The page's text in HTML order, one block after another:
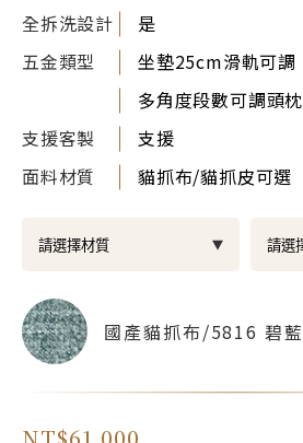
全拆洗設計
是
五金類型
坐墊25cm滑軌可調
多角度段數可調頭枕
支援客製
支援
面料材質
貓抓布/貓抓皮可選
國產貓抓布/5816 碧藍